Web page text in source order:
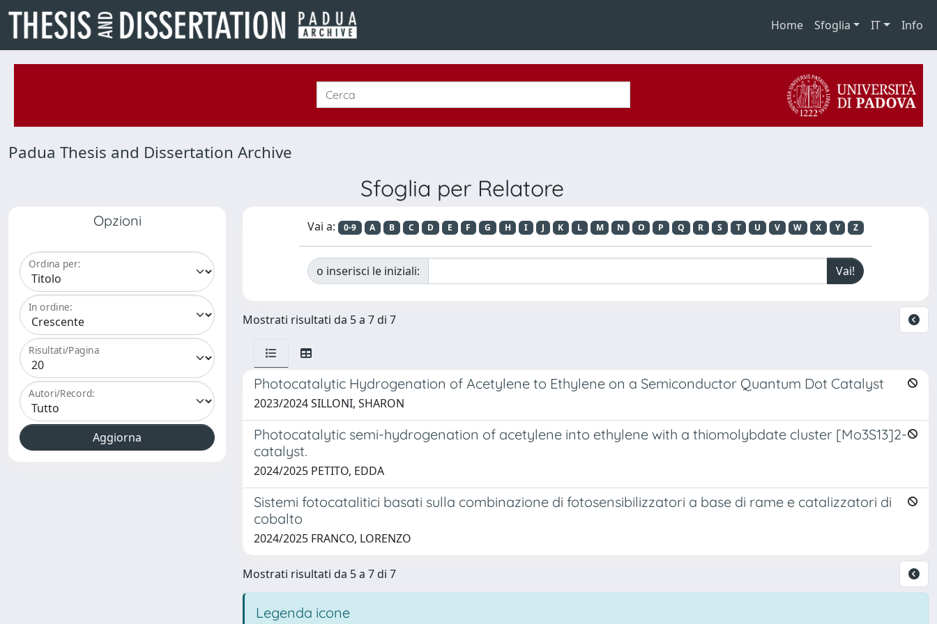
Home Sfoglia IT Info
Padua Thesis and Dissertation Archive
Sfoglia per Relatore
Opzioni
Ordina per:
In ordine:
Risultati/Pagina
Autori/Record:
Vai a: 0-9 A B C D E F G H I J K L M N O P Q R S T U V W X Y Z
o inserisci le iniziali:
Mostrati risultati da 5 a 7 di 7
Photocatalytic Hydrogenation of Acetylene to Ethylene on a Semiconductor Quantum Dot Catalyst
2023/2024 SILLONI, SHARON
Photocatalytic semi-hydrogenation of acetylene into ethylene with a thiomolybdate cluster [Mo3S13]2-
catalyst.
2024/2025 PETITO, EDDA
Sistemi fotocatalitici basati sulla combinazione di fotosensibilizzatori a base di rame e catalizzatori di
cobalto
2024/2025 FRANCO, LORENZO
Mostrati risultati da 5 a 7 di 7
Legenda icone